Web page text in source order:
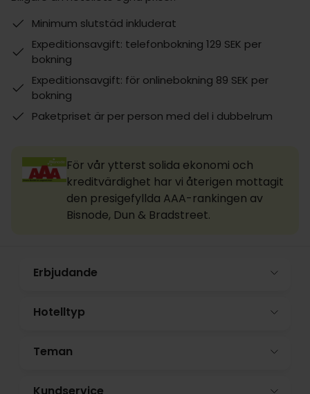
Minimum slutstäd inkluderat
Expeditionsavgift: telefonbokning 129 SEK per
bokning
Expeditionsavgift: för onlinebokning 89 SEK per
bokning
Paketpriset är per person med del i dubbelrum
För vår ytterst solida ekonomi och
kreditvärdighet har vi återigen mottagit
den presigefyllda AAA-rankingen av
Bisnode, Dun & Bradstreet.
Erbjudande
Hotelltyp
Teman